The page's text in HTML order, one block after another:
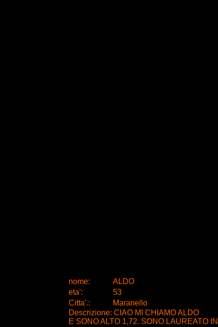
nome:
ALDO
eta':
53
Citta'.:
Maranello
Descrizione: CIAO MI CHIAMO ALDO
E SONO ALTO 1,72. SONO LAUREATO